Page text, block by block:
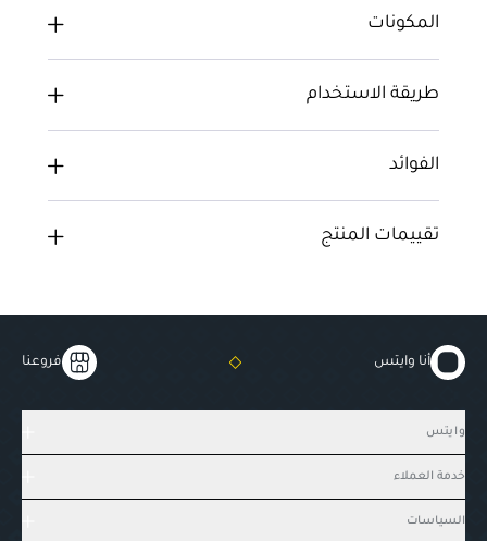
المكونات
طريقة الاستخدام
الفوائد
تقييمات المنتج
أنا وايتس فروعنا
وايتس
خدمة العملاء
السياسات